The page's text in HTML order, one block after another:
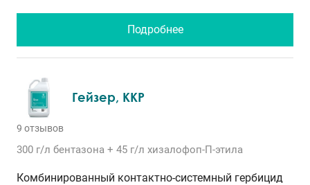
Подробнее
Гейзер, ККР
9 отзывов
300 г/л бентазона + 45 г/л хизалофоп-П-этила
Комбинированный контактно-системный гербицид